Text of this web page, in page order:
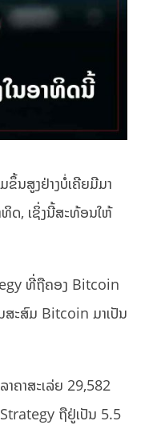
ນສູງຢ່າງບໍ່ເຄີຍມີມາ
ດ, ເຊິ່ງນີ້ສະທ້ອນໃຫ້
ທີ່ຖືຄອງ Bitcoin
ສະສົມ Bitcoin ມາເປັນ
ຄາສະເລ່ຍ 29,582
ຖືຢູ່ເປັນ 5.5